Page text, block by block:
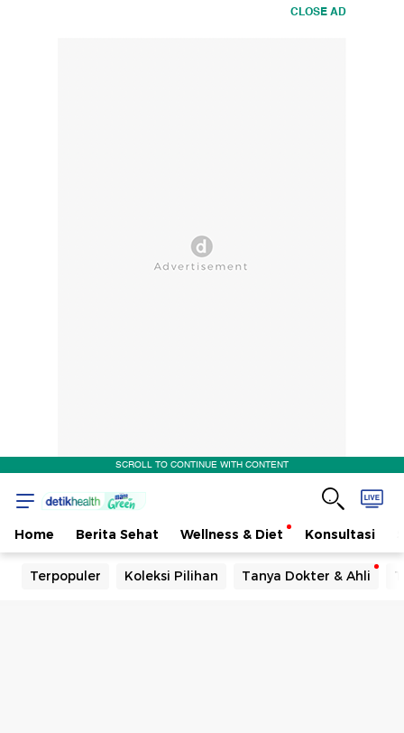
CLOSE AD
SCROLL TO CONTINUE WITH CONTENT
Home Berita Sehat Wellness & Diet Konsultasi
Terpopuler Koleksi Pilihan Tanya Dokter & Ahli